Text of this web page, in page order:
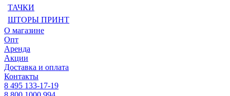
ТАЧКИ
ШТОРЫ ПРИНТ
О магазине
Опт
Аренда
Акции
Доставка и оплата
Контакты
8 495 133-17-19